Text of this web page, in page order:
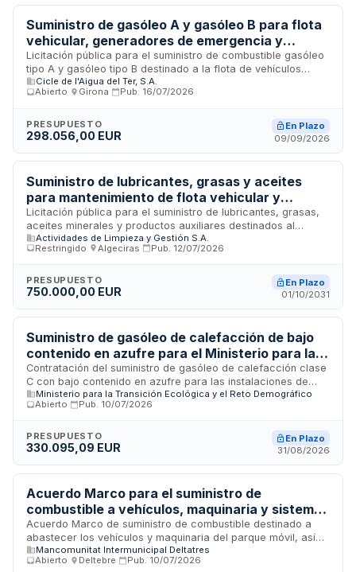
vigente en el momento del repostaje en la estación de
servicio.
Suministro de gasóleo A y gasóleo B para flota
vehicular, generadores de emergencia y
herramientas de brigada de Cicle de l'Aigua del
Ter, S.A.
Licitación pública para el suministro de combustible gasóleo
tipo A y gasóleo tipo B destinado a la flota de vehículos
operativos, generadores de emergencia y herramientas de
brigada de la empresa Cicle de l'Aigua del Ter, S.A., entidad
Girona. El suministro cubrirá las necesidades energéticas de
los equipos móviles y sistemas auxiliares necesarios para el
Cicle de l'Aigua del Ter, S.A.
Abierto
Girona Pub. 16/07/2026
PRESUPUESTO
298.056,00 EUR
En Plazo
09/09/2026
Suministro de lubricantes, grasas y aceites
para mantenimiento de flota vehicular y
maquinaria de ALGESA
Licitación pública para el suministro de lubricantes, grasas,
aceites minerales y productos auxiliares destinados al
mantenimiento preventivo y correctivo de la flota de
vehículos y maquinaria industrial de Actividades de Limpieza
Dinámico de Adquisición en la localidad de Algeciras. Se
busca garantizar el abastecimiento continuo de productos de
equipos y prolonguen su vida útil. El importe estimado es de
setenta y cinco mil euros.
Actividades de Limpieza y Gestión S.A.
Restringido
Algeciras Pub. 12/07/2026
PRESUPUESTO
750.000,00 EUR
En Plazo
01/10/2031
Suministro de gasóleo de calefacción de bajo
contenido en azufre para el Ministerio para la
Transición Ecológica y el Reto Demográfico en
Madrid
Contratación del suministro de gasóleo de calefacción clase
C con bajo contenido en azufre para las instalaciones de
calefacción del Ministerio para la Transición Ecológica y el
Reto Demográfico ubicadas en Plaza San Juan de la Cruz en
adjudicatario garantizando la calidad del combustible. La
Administración podrá efectuar pruebas de verificación tanto
estacional detallado en los anexos del pliego de
condiciones.
Ministerio para la Transición Ecológica y el Reto Demográfico
Abierto
Pub. 10/07/2026
PRESUPUESTO
330.095,09 EUR
En Plazo
31/08/2026
Acuerdo Marco para el suministro de
combustible a vehículos, maquinaria y sistemas
de calefacción de la Mancomunidad
DeltaGestió
Acuerdo Marco de suministro de combustible destinado a
abastecer los vehículos y maquinaria del parque móvil, así
como los sistemas de calefacción y otras aplicaciones de la
Mancomunidad DeltaGestió. El suministro incluye gasolinas
Mancomunitat Intermunicipal Deltatres
Abierto
Deltebre Pub. 10/07/2026